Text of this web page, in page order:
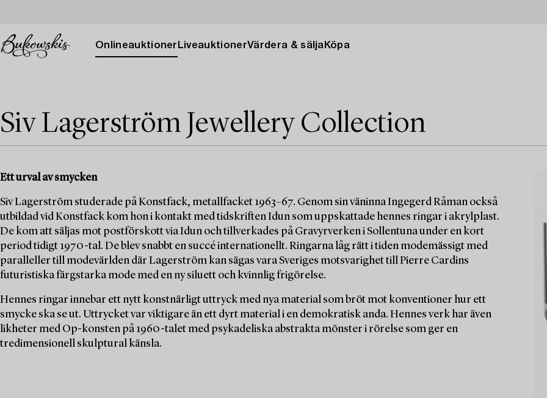
Onlineauktioner LiveauktionerVärdera & sälja Köpa
Siv Lagerström Jewellery Collection
Ett urval av smycken
Siv Lagerström studerade på Konstfack, metallfacket 1963–67. Genom sin väninna Ingegerd Råman också
utbildad vid Konstfack kom hon i kontakt med tidskriften Idun som uppskattade hennes ringar i akrylplast.
De kom att säljas mot postförskott via Idun och tillverkades på Gravyrverken i Sollentuna under en kort
period tidigt 1970-tal. De blev snabbt en succé internationellt. Ringarna låg rätt i tiden modemässigt med
paralleller till modevärlden där Lagerström kan sägas vara Sveriges motsvarighet till Pierre Cardins
futuristiska färgstarka mode med en ny siluett och kvinnlig frigörelse.
Hennes ringar innebar ett nytt konstnärligt uttryck med nya material som bröt mot konventioner hur ett
smycke ska se ut. Uttrycket var viktigare än ett dyrt material i en demokratisk anda. Hennes verk har även
likheter med Op-konsten på 1960-talet med psykadeliska abstrakta mönster i rörelse som ger en
tredimensionell skulptural känsla.